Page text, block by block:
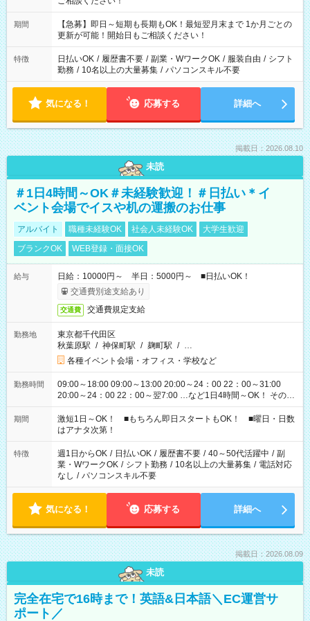
期間
【急募】即日～短期も長期もOK！最短翌月末まで 1か月ごとの
更新が可能！開始日もご相談ください！
特徴 日払いOK / 履歴書不要 / 副業・WワークOK / 服装自由 / シフト
勤務 / 10名以上の大量募集 / パソコンスキル不要
気になる！ 応募する 詳細へ
掲載日：2026.08.10
未読
＃1日4時間～OK＃未経験歓迎！＃日払い＊イ
ベント会場でイスや机の運搬のお仕事
アルバイト 職種未経験OK 社会人未経験OK
大学生歓迎
ブランクOK
WEB登録・面接OK
給与
日給：10000円～ 半日：5000円～ ■日払いOK！
交通費別途支給あり
交通費 交通費規定支給
勤務地
東京都千代田区
秋葉原駅 / 神保町駅 / 麹町駅 / …
各種イベント会場・オフィス・学校など
勤務時間
09:00～18:00 09:00～13:00 20:00～24：00 22：00～31:00
20:00～24：00 22：00～翌7:00 …など1日4時間～OK！ その他
シフトもございます！ お気軽にご相談ください！
期間
激短1日～OK！ ■もちろん即日スタートもOK！ ■曜日・日数
はアナタ次第！
特徴 週1日からOK / 日払いOK / 履歴書不要 / 40～50代活躍中 / 副
業・WワークOK / シフト勤務 / 10名以上の大量募集 / 電話対応
なし / パソコンスキル不要
気になる！ 応募する 詳細へ
掲載日：2026.08.09
未読
完全在宅で16時まで！英語&日本語＼EC運営サ
ポート／